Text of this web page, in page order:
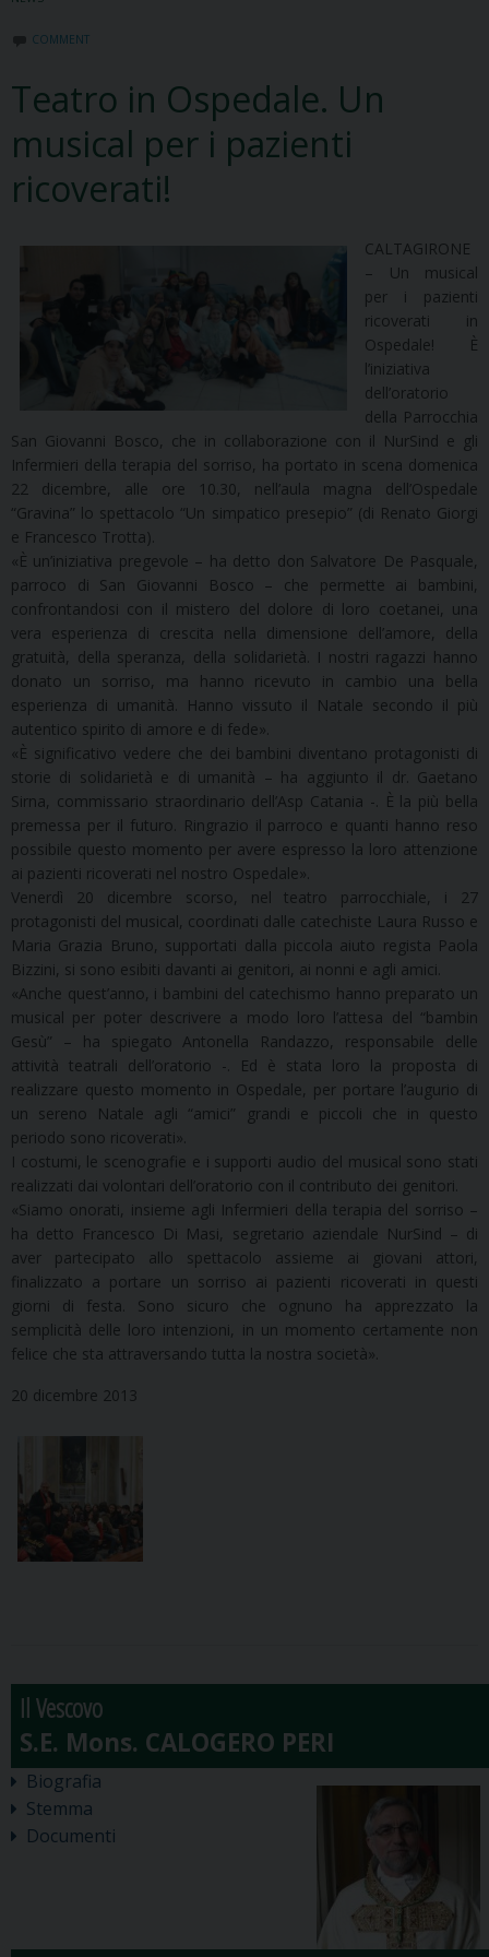
COMMENT
Teatro in Ospedale. Un
musical per i pazienti
ricoverati!
CALTAGIRONE
– Un musical
per i pazienti
ricoverati in
Ospedale! È
l’iniziativa
dell’oratorio
della Parrocchia
San Giovanni Bosco, che in collaborazione con il NurSind e gli
Infermieri della terapia del sorriso, ha portato in scena domenica
22 dicembre, alle ore 10.30, nell’aula magna dell’Ospedale
“Gravina” lo spettacolo “Un simpatico presepio” (di Renato Giorgi
e Francesco Trotta).
«È un’iniziativa pregevole – ha detto don Salvatore De Pasquale,
parroco di San Giovanni Bosco – che permette ai bambini,
confrontandosi con il mistero del dolore di loro coetanei, una
vera esperienza di crescita nella dimensione dell’amore, della
gratuità, della speranza, della solidarietà. I nostri ragazzi hanno
donato un sorriso, ma hanno ricevuto in cambio una bella
esperienza di umanità. Hanno vissuto il Natale secondo il più
autentico spirito di amore e di fede».
«È significativo vedere che dei bambini diventano protagonisti di
storie di solidarietà e di umanità – ha aggiunto il dr. Gaetano
Sirna, commissario straordinario dell’Asp Catania -. È la più bella
premessa per il futuro. Ringrazio il parroco e quanti hanno reso
possibile questo momento per avere espresso la loro attenzione
ai pazienti ricoverati nel nostro Ospedale».
Venerdì 20 dicembre scorso, nel teatro parrocchiale, i 27
protagonisti del musical, coordinati dalle catechiste Laura Russo e
Maria Grazia Bruno, supportati dalla piccola aiuto regista Paola
Bizzini, si sono esibiti davanti ai genitori, ai nonni e agli amici.
«Anche quest’anno, i bambini del catechismo hanno preparato un
musical per poter descrivere a modo loro l’attesa del “bambin
Gesù” – ha spiegato Antonella Randazzo, responsabile delle
attività teatrali dell’oratorio -. Ed è stata loro la proposta di
realizzare questo momento in Ospedale, per portare l’augurio di
un sereno Natale agli “amici” grandi e piccoli che in questo
periodo sono ricoverati».
I costumi, le scenografie e i supporti audio del musical sono stati
realizzati dai volontari dell’oratorio con il contributo dei genitori.
«Siamo onorati, insieme agli Infermieri della terapia del sorriso –
ha detto Francesco Di Masi, segretario aziendale NurSind – di
aver partecipato allo spettacolo assieme ai giovani attori,
finalizzato a portare un sorriso ai pazienti ricoverati in questi
giorni di festa. Sono sicuro che ognuno ha apprezzato la
semplicità delle loro intenzioni, in un momento certamente non
felice che sta attraversando tutta la nostra società».
20 dicembre 2013
Il Vescovo
Biografia
Stemma
Documenti